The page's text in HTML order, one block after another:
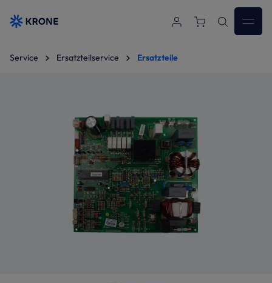
Zum Hauptinhalt springen
Service Ersatzteilservice Ersatzteile